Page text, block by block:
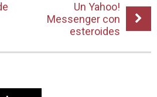
Un Yahoo!
Messenger con
esteroides